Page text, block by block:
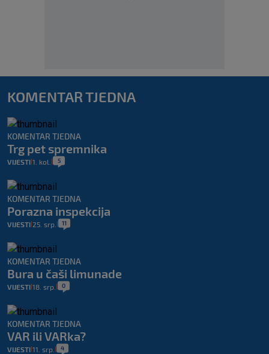
KOMENTAR TJEDNA
KOMENTAR TJEDNA
Trg pet spremnika
VIJESTI 1. kol. 5
KOMENTAR TJEDNA
Porazna inspekcija
VIJESTI 25. srp. 11
KOMENTAR TJEDNA
Bura u čaši limunade
VIJESTI 18. srp. 0
KOMENTAR TJEDNA
VAR ili VARka?
VIJESTI 11. srp. 4